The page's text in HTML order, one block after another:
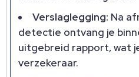
Verslaglegging: Na
detectie ontvang je
uitgebreid rapport, wat
verzekeraar.